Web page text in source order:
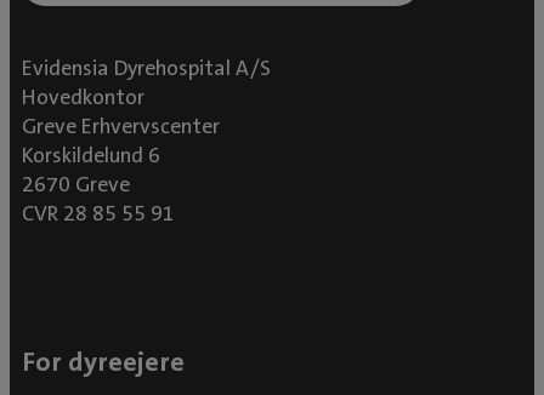
Evidensia Dyrehospital A/S
Hovedkontor
Greve Erhvervscenter
Korskildelund 6
2670 Greve
CVR 28 85 55 91
For dyreejere